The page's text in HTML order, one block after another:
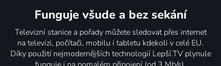
Funguje všude a bez sekání
Televizní stanice a pořady můžete sledovat přes internet
na televizi, počítači, mobilu i tabletu kdekoli v celé EU.
Díky použití nejmodernějších technologií Lepší.TV plynule